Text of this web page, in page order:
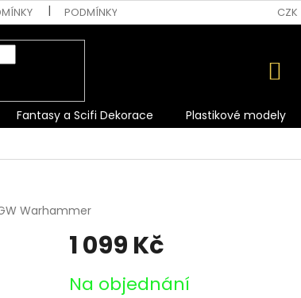
PODMÍNKY OCHRANY OSOBNÍCH ÚDAJŮ CZK
Fantasy a Scifi Dekorace Plastikové modely
Warhammer
1 099 Kč
cena:
Na objednání